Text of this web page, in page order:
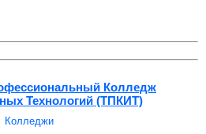
Колледж
Технологий (ТПКИТ)
Колледжи